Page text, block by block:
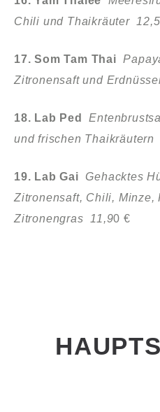
Chili und Thaikräuter 12,5
17. Som Tam Thai
Zitronensaft und
18. Lab Ped
und frischen Thaikräutern
19. Lab GaiGehacktes
Zitronensaft, Chili, Minze,
Zitronengras 11,90 €